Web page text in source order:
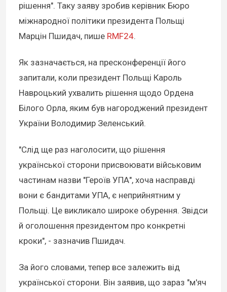
рішення". Таку заяву зробив керівник Бюро
міжнародної політики президента Польщі
Марцін Пшидач, пише RMF24.
Як зазначається, на пресконференції його
запитали, коли президент Польщі Кароль
Навроцький ухвалить рішення щодо Ордена
Білого Орла, яким був нагороджений президент
України Володимир Зеленський.
"Слід ще раз наголосити, що рішення
української сторони присвоювати військовим
частинам назви "Героїв УПА", хоча насправді
вони є бандитами УПА, є неприйнятним у
Польщі. Це викликало широке обурення. Звідси
й оголошення президентом про конкретні
кроки", - зазначив Пшидач.
За його словами, тепер все залежить від
української сторони. Він заявив, що зараз "м'яч